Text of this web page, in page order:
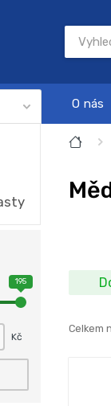
O nás
195
Kč
Celkem